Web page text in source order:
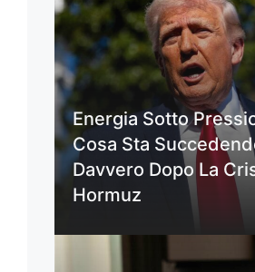
Energia Sotto
Cosa Sta
Davvero Dopo La
Hormuz